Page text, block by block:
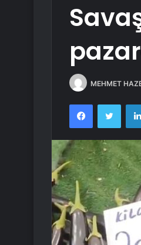
MEHMET
Facebook